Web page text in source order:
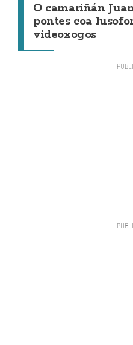
O camariñán
pontes coa
videoxogos